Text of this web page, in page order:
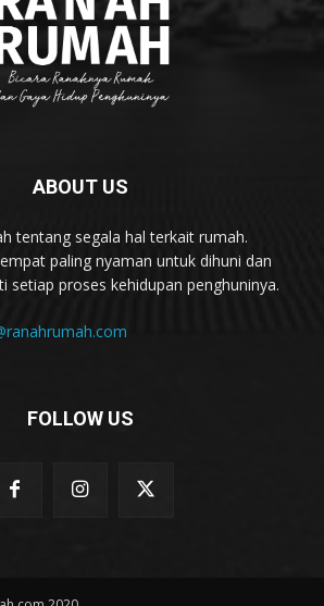
ABOUT US
tentang segala hal terkait rumah.
paling nyaman untuk dihuni dan
setiap proses kehidupan penghuninya.
FOLLOW US